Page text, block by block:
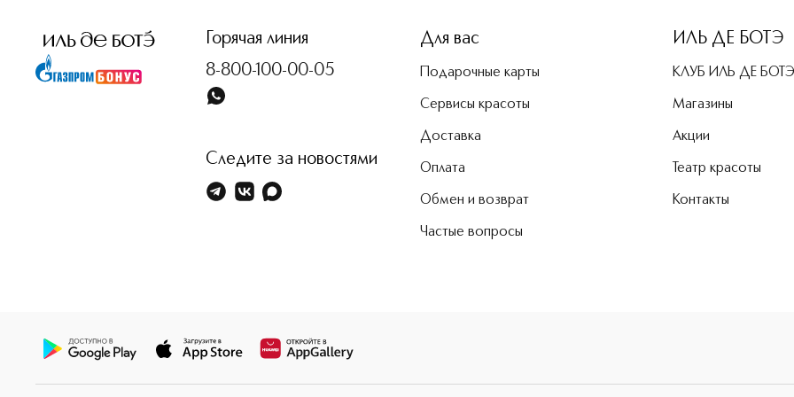
Горячая линия
8-800-100-00-05
Следите за новостями
Для вас
Подарочные карты
Сервисы красоты
Доставка
Оплата
Обмен и возврат
Частые вопросы
ИЛЬ ДЕ БОТЭ
КЛУБ ИЛЬ ДЕ БОТЭ
Магазины
Акции
Театр красоты
Контакты